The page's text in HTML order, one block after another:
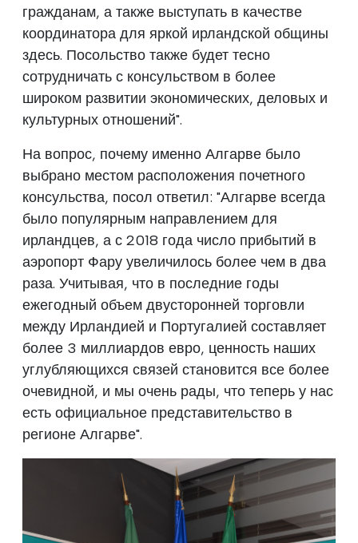
гражданам, а также выступать в качестве
координатора для яркой ирландской общины
здесь. Посольство также будет тесно
сотрудничать с консульством в более
широком развитии экономических, деловых и
культурных отношений".
На вопрос, почему именно Алгарве было
выбрано местом расположения почетного
консульства, посол ответил: "Алгарве всегда
было популярным направлением для
ирландцев, а с 2018 года число прибытий в
аэропорт Фару увеличилось более чем в два
раза. Учитывая, что в последние годы
ежегодный объем двусторонней торговли
между Ирландией и Португалией составляет
более 3 миллиардов евро, ценность наших
углубляющихся связей становится все более
очевидной, и мы очень рады, что теперь у нас
есть официальное представительство в
регионе Алгарве".